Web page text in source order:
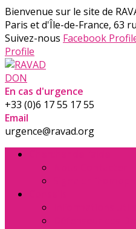
Bienvenue sur le site de
Paris et d'Île-de-France, 63
Suivez-nous Facebook
Profile
DON
En cas d'urgence
+33 (0)6 17 55 17 55
Email
urgence@ravad.org